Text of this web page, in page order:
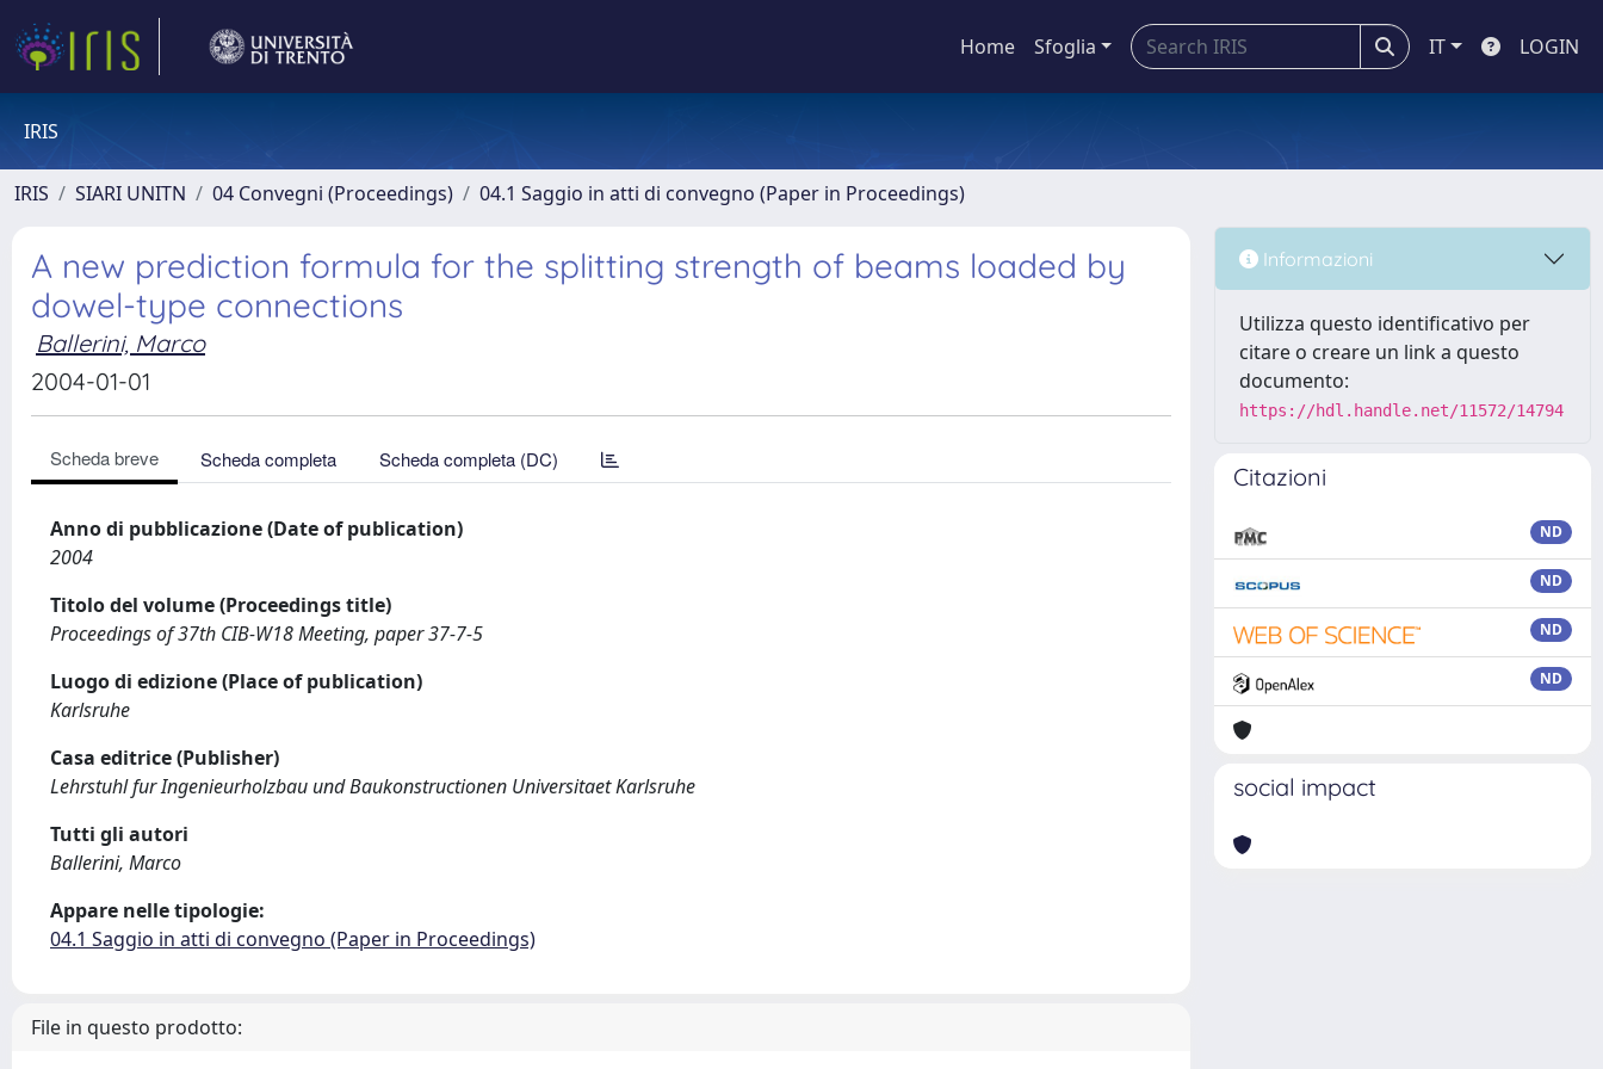
Home Sfoglia IT LOGIN
IRIS
IRIS SIARI UNITN 04 Convegni (Proceedings) 04.1 Saggio in atti di convegno (Paper in Proceedings)
A new prediction formula for the splitting strength of beams loaded by
dowel-type connections
Ballerini, Marco
2004-01-01
Scheda breve Scheda completa Scheda completa (DC)
Anno di pubblicazione (Date of publication)
2004
Titolo del volume (Proceedings title)
Proceedings of 37th CIB-W18 Meeting, paper 37-7-5
Luogo di edizione (Place of publication)
Karlsruhe
Casa editrice (Publisher)
Lehrstuhl fur Ingenieurholzbau und Baukonstructionen Universitaet Karlsruhe
Tutti gli autori
Ballerini, Marco
Appare nelle tipologie:
04.1 Saggio in atti di convegno (Paper in Proceedings)
File in questo prodotto:
Informazioni
Utilizza questo identificativo per
citare o creare un link a questo
documento:
https://hdl.handle.net/11572/14794
Citazioni
ND
ND
ND
ND
social impact